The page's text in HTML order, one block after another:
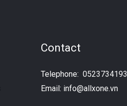
Contact
Telephone: 0523734193
Email: info@allxone.vn